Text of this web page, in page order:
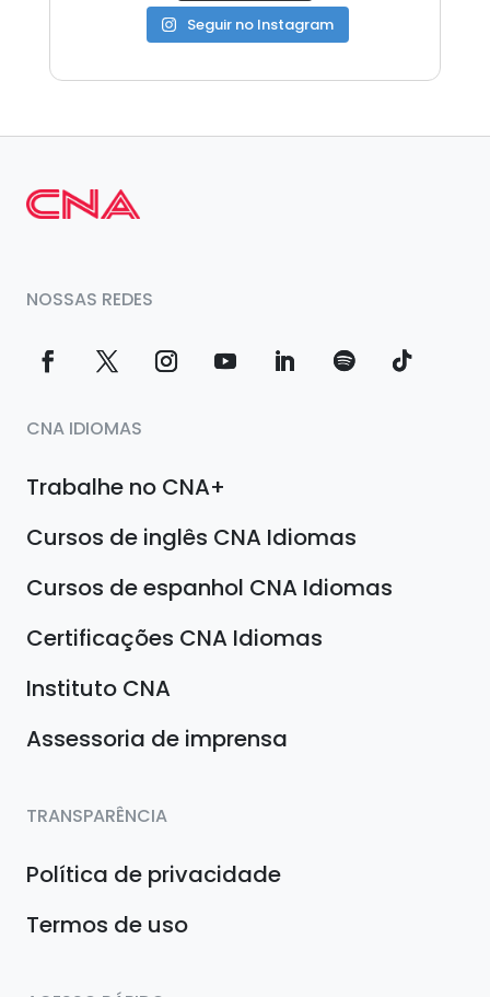
Seguir no Instagram
NOSSAS REDES
CNA IDIOMAS
Trabalhe no CNA+
Cursos de inglês CNA Idiomas
Cursos de espanhol CNA Idiomas
Certificações CNA Idiomas
Instituto CNA
Assessoria de imprensa
TRANSPARÊNCIA
Política de privacidade
Termos de uso